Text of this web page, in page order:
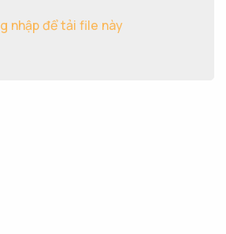
nhập để tải file này